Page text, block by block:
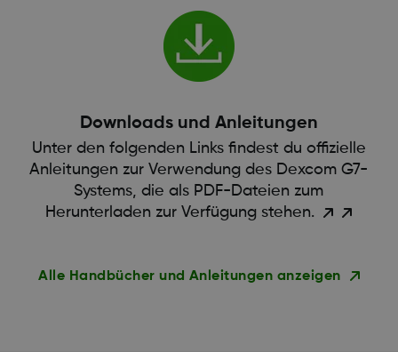
Downloads und Anleitungen
Unter den folgenden Links findest du offizielle
Anleitungen zur Verwendung des Dexcom G7-
Systems, die als PDF-Dateien zum
Herunterladen zur Verfügung stehen.
Alle Handbücher und Anleitungen anzeigen